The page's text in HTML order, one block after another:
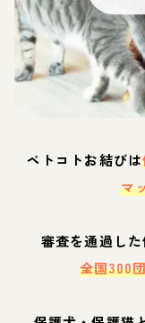
ペトコトお結びは
マ
審査を通過した
全国300